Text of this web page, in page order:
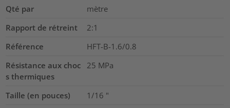
Qté par
mètre
Rapport de rétreint
2:1
Référence
HFT-B-1.6/0.8
Résistance aux choc
s thermiques
25 MPa
Taille (en pouces) 1/16 "